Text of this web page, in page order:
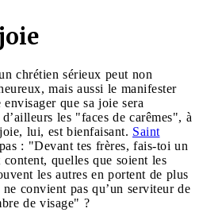
chrétien sérieux peut non
mais aussi le manifester
que sa joie sera
les "faces de carêmes", à
lui, est bienfaisant. Saint
: "Devant tes frères, fais-toi un
quelles que soient les
les autres en portent de plus
convient pas qu’un serviteur de
de visage" ?